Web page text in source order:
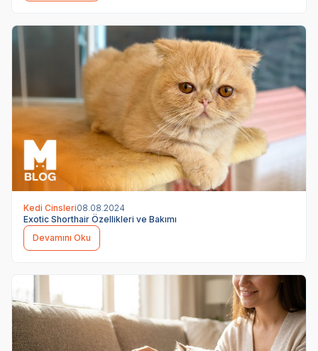
Kedi Cinsleri08.08.2024
Exotic Shorthair Özellikleri ve Bakımı
Devamını Oku